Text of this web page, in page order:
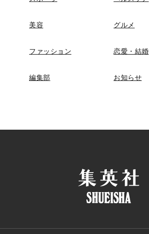
美容 グルメ
ファッション 恋愛・結婚
編集部 お知らせ